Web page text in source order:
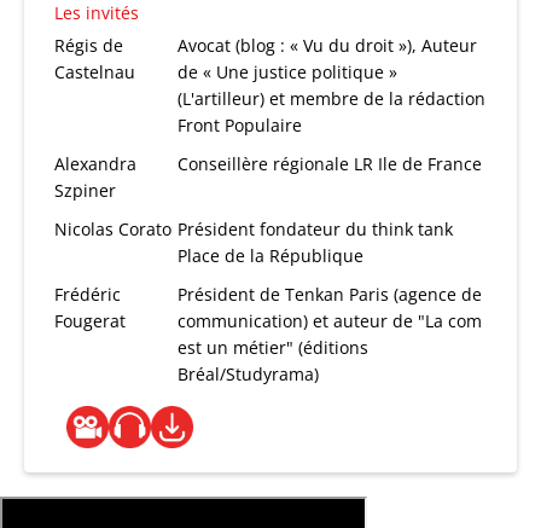
Les invités
Régis de
Castelnau
Avocat (blog : « Vu du droit »), Auteur
de « Une justice politique »
(L'artilleur) et membre de la rédaction
Front Populaire
Alexandra
Szpiner
Conseillère régionale LR Ile de France
Nicolas Corato Président fondateur du think tank
Place de la République
Frédéric
Fougerat
Président de Tenkan Paris (agence de
communication) et auteur de "La com
est un métier" (éditions
Bréal/Studyrama)